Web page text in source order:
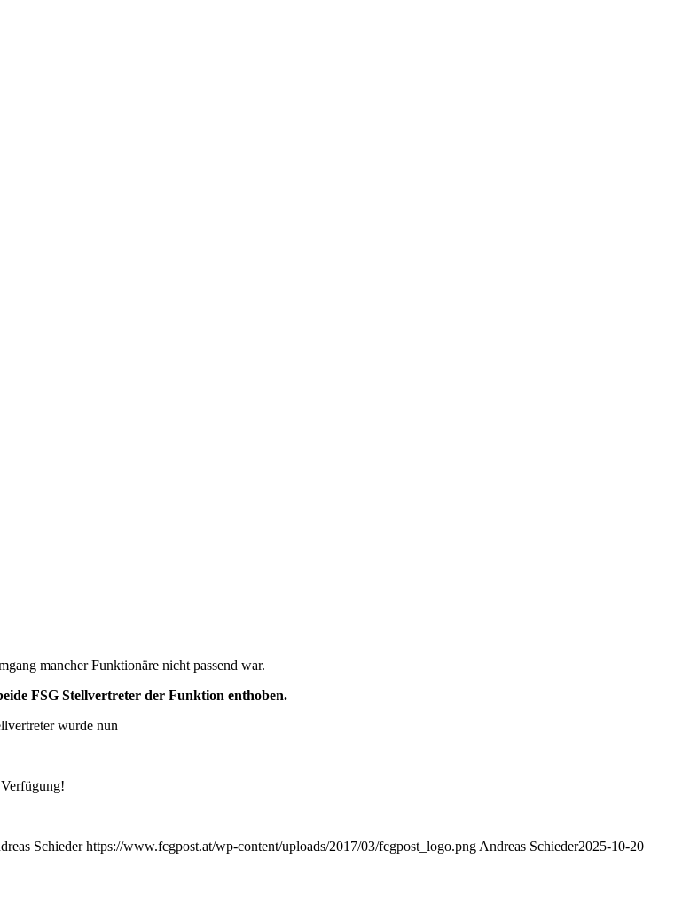
mancher Funktionäre nicht passend war.
FSG Stellvertreter der Funktion enthoben.
wurde nun
Schieder https://www.fcgpost.at/wp-content/uploads/2017/03/fcgpost_logo.png Andreas Schieder2025-10-20